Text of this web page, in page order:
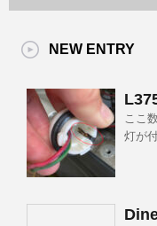
NEW ENTRY
ここ
灯が